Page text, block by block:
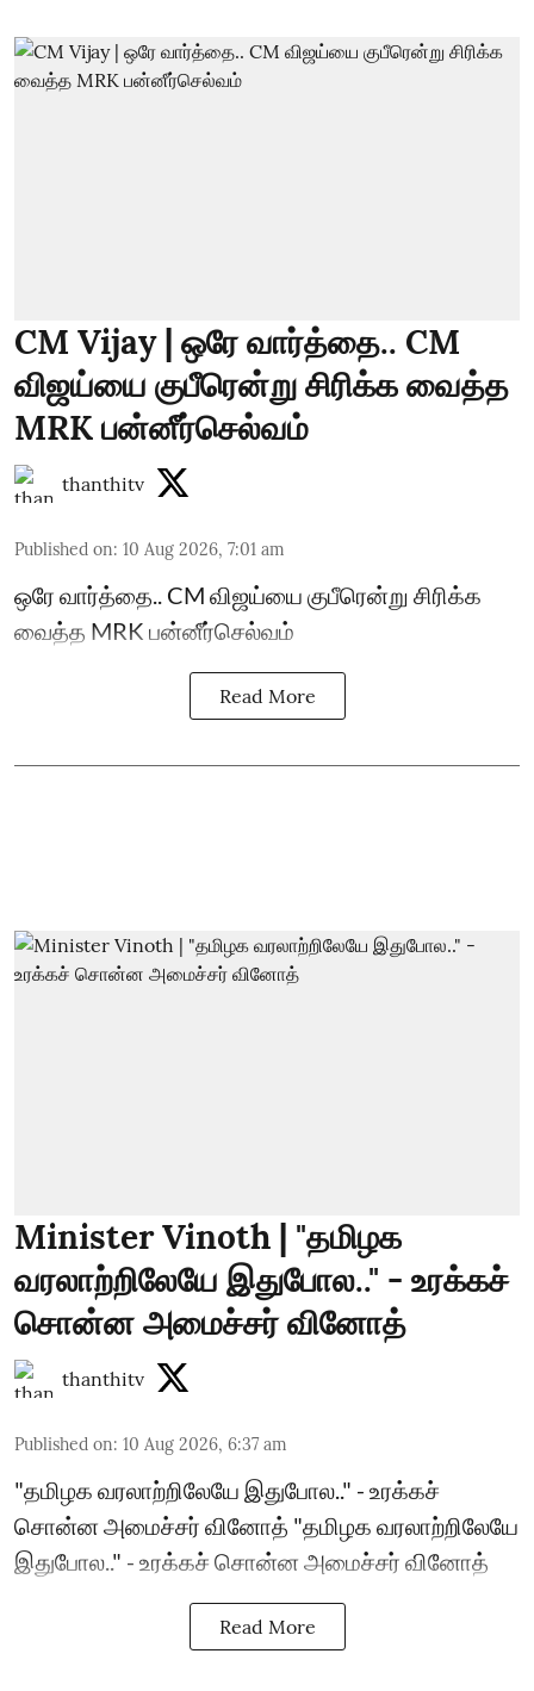
CM Vijay | ஒரே வார்த்தை.. CM
விஜய்யை குபீரென்று சிரிக்க வைத்த
MRK பன்னீர்செல்வம்
thanthitv
Published on: 10 Aug 2026, 7:01 am
ஒரே வார்த்தை.. CM விஜய்யை குபீரென்று சிரிக்க
வைத்த MRK பன்னீர்செல்வம்
Read More
Minister Vinoth | "தமிழக
வரலாற்றிலேயே இதுபோல.." - உரக்கச்
சொன்ன அமைச்சர் வினோத்
thanthitv
Published on: 10 Aug 2026, 6:37 am
"தமிழக வரலாற்றிலேயே இதுபோல.." - உரக்கச்
சொன்ன அமைச்சர் வினோத் "தமிழக வரலாற்றிலேயே
இதுபோல.." - உரக்கச் சொன்ன அமைச்சர் வினோத்
Read More